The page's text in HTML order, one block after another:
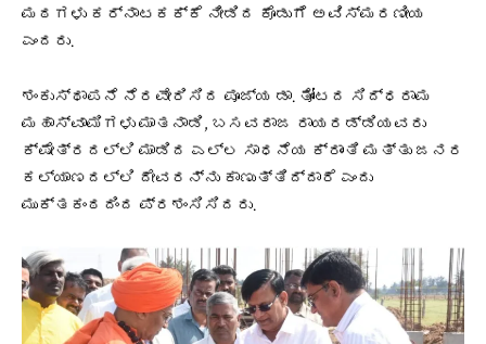
ಮಠಗಳು ‍ಕರ್ನಾಟಕಕ್ಕೆ ನೀಡಿದ ಕೊಡುಗೆ ಅವಿಸ್ಮರಣೀಯ
ಎಂದರು.
ಶಂಕುಸ್ಥಾಪನೆ ನೆರವೇರಿಸಿದ ಪೂಜ್ಯ ಡಾ. ತೋಂಟದ ಸಿದ್ಧರಾಮ
ಮಹಾಸ್ವಾಮಿಗಳು ಮಾತನಾಡಿ, ಬಸವರಾಜ ರಾಯರಡ್ಡಿಯವರು
ಕ್ಷೇತ್ರದಲ್ಲಿ ಮಾಡಿದ ಎಲ್ಲ ಸಾಧನೆಯ ಕ್ರಾಂತಿ ಮತ್ತು ಜನರ
ಕಲ್ಯಾಣದಲ್ಲಿ ದೇವರನ್ನು ಕಾಣುತ್ತಿದ್ದಾರೆ ಎಂದು
ಮುಕ್ತಕಂಠದಿಂದ ಪ್ರಶಂಸಿಸಿದರು.